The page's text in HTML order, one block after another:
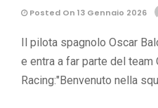
Posted On 13 Gennaio 2026
Il pilota spagnolo Oscar
e entra a far parte del team
Racing:"Benvenuto nella